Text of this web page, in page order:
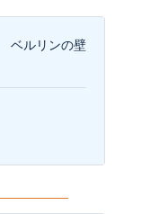
ベルリンの壁